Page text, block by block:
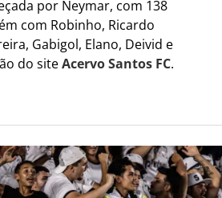
por Neymar, com 138
com Robinho, Ricardo
Gabigol, Elano, Deivid e
do siteAcervo Santos FC.